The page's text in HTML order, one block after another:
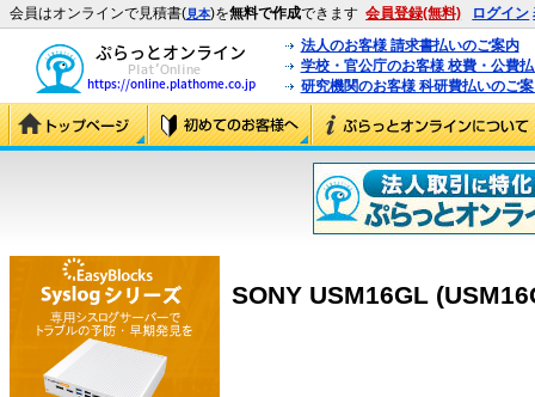
会員はオンラインで見積書(見本)を無料で作成できます 会員登録(無料) ログイン
法人のお客様 請求書払いのご案内
学校・官公庁のお客様 校費・公費
研究機関のお客様 科研費払いのご
SONY USM16GL